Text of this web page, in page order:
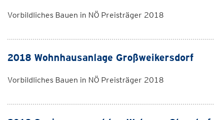
Vorbildliches Bauen in NÖ Preisträger 2018
2018 Wohnhausanlage Großweikersdorf
Vorbildliches Bauen in NÖ Preisträger 2018